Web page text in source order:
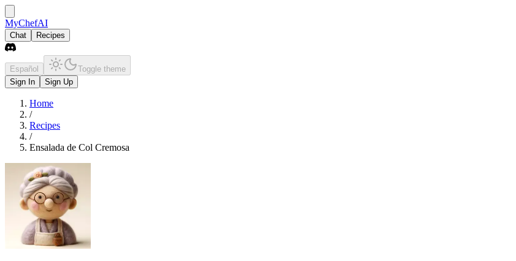
MyChefAI
Chat Recipes
Español
Toggle theme
Sign In
Sign Up
Home
/
Recipes
/
Ensalada de Col Cremosa